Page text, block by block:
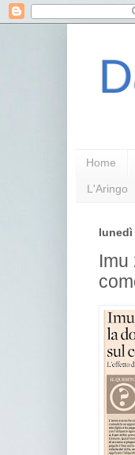
Home
L'Aringo
lunedì
Imu